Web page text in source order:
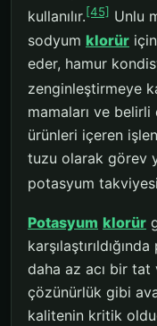
kullanılır.[45] Unlu
sodyum klorür
eder, hamur
zenginleştirmeye
mamaları ve
ürünleri içeren
tuzu olarak görev
potasyum
Potasyum klorür
daha az acı bir tat
çözünürlük gibi
kalitenin kritik